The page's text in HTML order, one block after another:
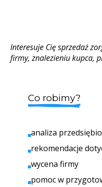
Interesuje Cię sprzedaż
firmy, znalezieniu kupca,
Co robimy?
analiza
rekomendacje
wycena firmy
pomoc w